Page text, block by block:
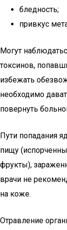
бледность;
привкус
Могут
токсинов,
избежать
необходимо
повернуть
Пути попадания
пищу
фрукты),
врачи не
на коже.
Отравление